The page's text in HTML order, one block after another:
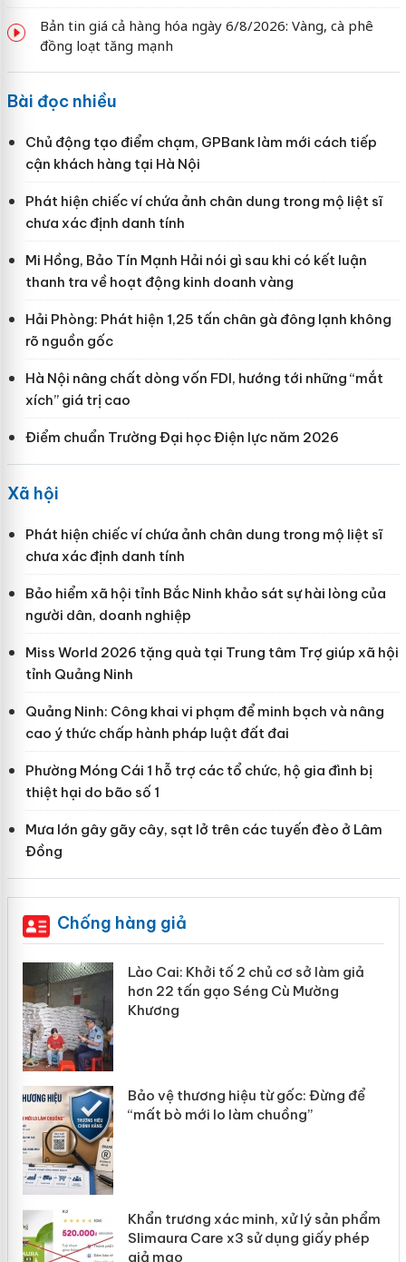
Bản tin giá cả hàng hóa ngày 6/8/2026: Vàng, cà phê
đồng loạt tăng mạnh
Bài đọc nhiều
Chủ động tạo điểm chạm, GPBank làm mới cách tiếp
cận khách hàng tại Hà Nội
Phát hiện chiếc ví chứa ảnh chân dung trong mộ liệt sĩ
chưa xác định danh tính
Mi Hồng, Bảo Tín Mạnh Hải nói gì sau khi có kết luận
thanh tra về hoạt động kinh doanh vàng
Hải Phòng: Phát hiện 1,25 tấn chân gà đông lạnh không
rõ nguồn gốc
Hà Nội nâng chất dòng vốn FDI, hướng tới những “mắt
xích” giá trị cao
Điểm chuẩn Trường Đại học Điện lực năm 2026
Xã hội
Phát hiện chiếc ví chứa ảnh chân dung trong mộ liệt sĩ
chưa xác định danh tính
Bảo hiểm xã hội tỉnh Bắc Ninh khảo sát sự hài lòng của
người dân, doanh nghiệp
Miss World 2026 tặng quà tại Trung tâm Trợ giúp xã hội
tỉnh Quảng Ninh
Quảng Ninh: Công khai vi phạm để minh bạch và nâng
cao ý thức chấp hành pháp luật đất đai
Phường Móng Cái 1 hỗ trợ các tổ chức, hộ gia đình bị
thiệt hại do bão số 1
Mưa lớn gây gãy cây, sạt lở trên các tuyến đèo ở Lâm
Đồng
Chống hàng giả
Lào Cai: Khởi tố 2 chủ cơ sở làm giả
hơn 22 tấn gạo Séng Cù Mường
Khương
Bảo vệ thương hiệu từ gốc: Đừng để
“mất bò mới lo làm chuồng”
Khẩn trương xác minh, xử lý sản phẩm
Slimaura Care x3 sử dụng giấy phép
giả mạo